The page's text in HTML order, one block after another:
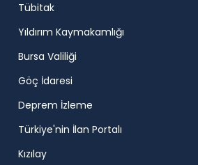
Tübitak
Yıldırım Kaymakamlığı
Bursa Valiliği
Göç İdaresi
Deprem İzleme
Türkiye'nin İlan Portalı
Kızılay